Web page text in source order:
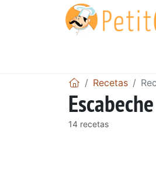
Recetas
14 recetas